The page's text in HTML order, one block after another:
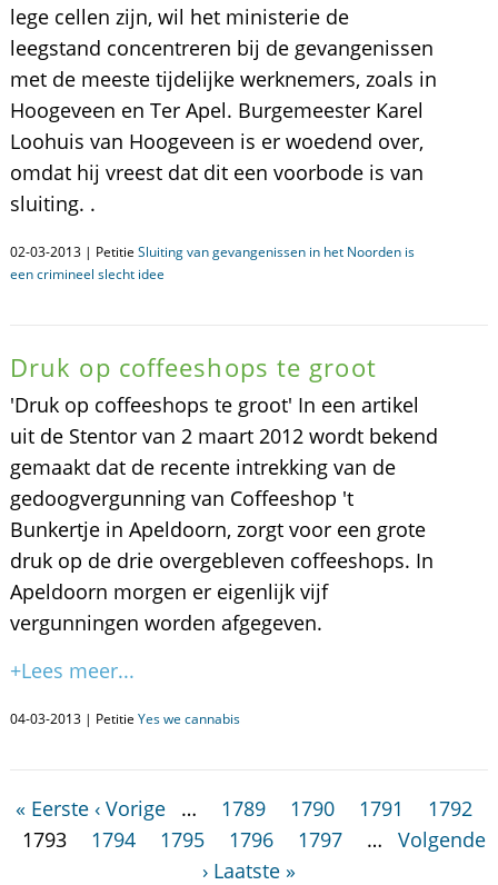
lege cellen zijn, wil het ministerie de
leegstand concentreren bij de gevangenissen
met de meeste tijdelijke werknemers, zoals in
Hoogeveen en Ter Apel. Burgemeester Karel
Loohuis van Hoogeveen is er woedend over,
omdat hij vreest dat dit een voorbode is van
sluiting. .
02-03-2013 | Petitie Sluiting van gevangenissen in het Noorden is
een crimineel slecht idee
Druk op coffeeshops te groot
'Druk op coffeeshops te groot' In een artikel
uit de Stentor van 2 maart 2012 wordt bekend
gemaakt dat de recente intrekking van de
gedoogvergunning van Coffeeshop 't
Bunkertje in Apeldoorn, zorgt voor een grote
druk op de drie overgebleven coffeeshops. In
Apeldoorn morgen er eigenlijk vijf
vergunningen worden afgegeven.
+Lees meer...
04-03-2013 | Petitie Yes we cannabis
« Eerste ‹ Vorige … 1789 1790 1791
1792
1793
1794 1795 1796 1797 …
Volgende
› Laatste »